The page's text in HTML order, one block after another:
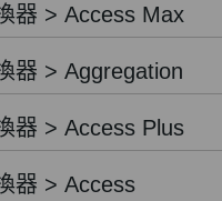
器 > Access Max
器 > Aggregation
器 > Access Plus
器 > Access